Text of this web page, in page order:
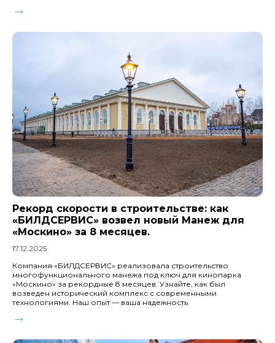
→
Рекорд скорости в строительстве: как
«БИЛДСЕРВИС» возвел новый Манеж для
«Москино» за 8 месяцев.
17.12.2025
Компания «БИЛДСЕРВИС» реализовала строительство
многофункционального манежа под ключ для кинопарка
«Москино» за рекордные 8 месяцев. Узнайте, как был
возведен исторический комплекс с современными
технологиями. Наш опыт — ваша надежность.
→